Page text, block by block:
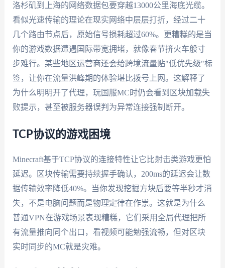
洛杉矶到上海的网络数据包要穿越13000公里海底光缆。
看似光速传输的理论在现实网络中层层打折，经过二十
几个路由节点后，原始信号损耗超过60%。更糟糕的是当
你的游戏数据遭遇国际带宽拥堵，就像春节挤火车般寸
步难行。某些地区运营商还会给跨境流量贴"低优先级"标
签，让你在流量洪峰期的体验堪比拨号上网。这解释了
为什么明明开了代理，玩国服MC时仍会看到区块加载失
败提示，甚至被服务器误判为异常连接强制断开。
TCP协议的游戏困境
Minecraft基于TCP协议的连接特性让它比射击类游戏更怕
延迟。区块传输需要持续握手确认，200ms的延迟会让数
据传输效率降低40%。当你发现挖掘方块后要等半秒才消
失，不是电脑问题而是物理定律在作祟。这就是为什么
普通VPN在游戏场景表现糟糕，它们采用全局代理把所
有流量推向同个出口，看视频可能勉强流畅，但对区块
实时同步的MC就是灾难。